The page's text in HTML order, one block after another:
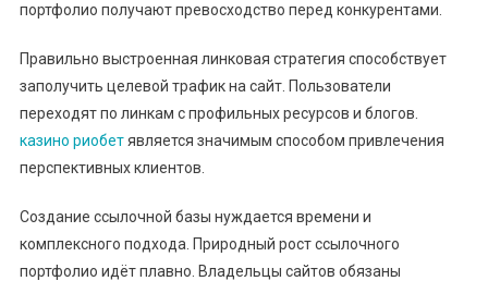
портфолио получают превосходство перед конкурентами.
Правильно выстроенная линковая стратегия способствует
заполучить целевой трафик на сайт. Пользователи
переходят по линкам с профильных ресурсов и блогов.
казино риобетявляется значимым способом привлечения
перспективных клиентов.
Создание ссылочной базы нуждается времени и
комплексного подхода. Природный рост ссылочного
портфолио идёт плавно. Владельцы сайтов обязаны